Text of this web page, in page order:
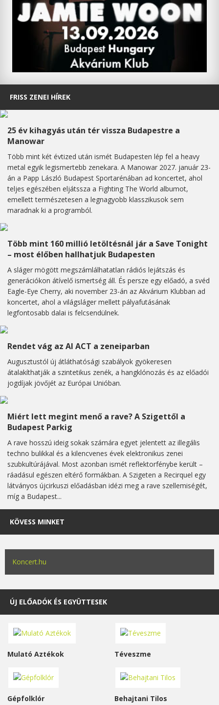
FRISS ZENEI HÍREK
25 év kihagyás után tér vissza Budapestre a
Manowar
Több mint két évtized után ismét Budapesten lép fel a heavy
metal egyik legismertebb zenekara. A Manowar 2027. január 23-
án a Papp László Budapest Sportarénában ad koncertet, ahol
teljes egészében eljátssza a Fighting The World albumot,
emellett természetesen a legnagyobb klasszikusok sem
maradnak ki a programból.
Több mint 160 millió letöltésnál jár a Save Tonight
– most élőben hallhatjuk Budapesten
A sláger mögött megszámlálhatatlan rádiós lejátszás és
generációkon átívelő ismertség áll. És persze egy előadó, a svéd
Eagle-Eye Cherry, aki november 23-án az Akvárium Klubban ad
koncertet, ahol a világsláger mellett pályafutásának
legfontosabb dalai is felcsendülnek.
Rendet vág az AI ACT a zeneiparban
Augusztustól új átláthatósági szabályok gyökeresen
átalakíthatják a szintetikus zenék, a hangklónozás és az előadói
jogdíjak jövőjét az Európai Unióban.
Miért lett megint menő a rave? A Szigettől a
Budapest Parkig
A rave hosszú ideig sokak számára egyet jelentett az illegális
techno bulikkal és a kilencvenes évek elektronikus zenei
szubkultúrájával. Most azonban ismét reflektorfénybe került –
ráadásul egészen eltérő formákban. A Szigeten a Recirquel egy
látványos újcirkuszi előadásban idézi meg a rave szellemiségét,
míg a Budapest...
KÖVESS MINKET
Koncert.hu
ÚJ ELŐADÓK ÉS EGYÜTTESEK
Mulató Aztékok Téveszme
Gépfolklór Behajtani Tilos